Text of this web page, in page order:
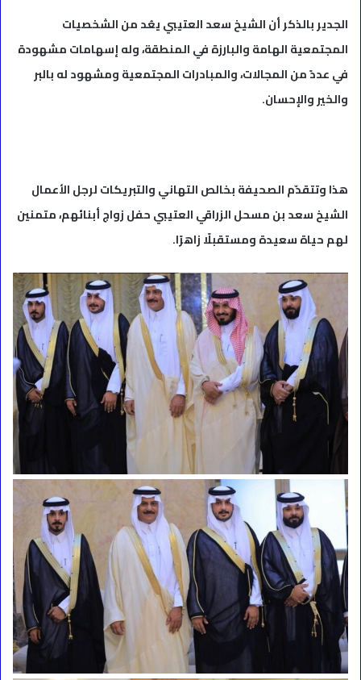
الجدير بالذكر أن الشيخ سعد العتيبي يعُد من الشخصيات
المجتمعية الهامة والبارزة في المنطقة، وله إسهامات مشهودة
في عددً من المجالات، والمبادرات المجتمعية ومشهود له بالبر
والخير والإحسان.
هذا وتتقدّم الصحيفة بخالص التهاني والتبريكات لرجل الأعمال
الشيخ سعد بن مسحل الزراقي العتيبي حفل زواج أبنائهم، متمنين
لهم حياة سعيدة ومستقبلًا زاهرًا.